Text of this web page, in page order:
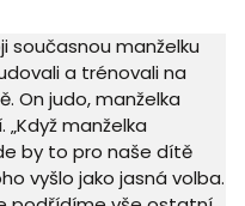
současnou manželku
a trénovali na
On judo, manželka
manželka
by to pro naše dítě
vyšlo jako jasná volba.